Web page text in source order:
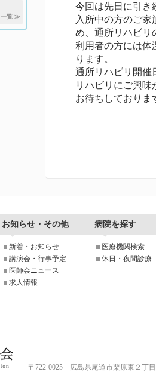
今回は先日に引き
入所中の方のご
め、通所リハビリ
利用者の方には体
ります。
通所リハビリ開
リハビリにご興
お待ちしておりま
一覧 ≫
お知らせ・その他 病院を探す
新着・お知らせ
講演会・行事予定
医師会ニュース
求人情報
医療機関検索
休日・夜間診療
〒722-0025 広島県尾道市栗原東２丁